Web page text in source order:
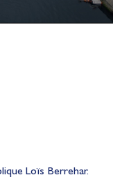
Loïs Berrehar.